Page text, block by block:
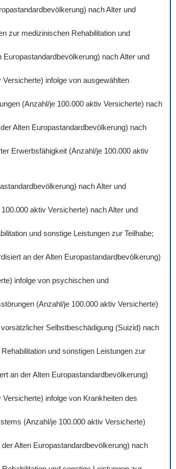
nach Alter und
zur medizinischen Rehabilitation und
nach Alter und
infolge von ausgewählten
(Anzahl/je 100.000 aktiv Versicherte) nach
Alten Europastandardbevölkerung) nach
Erwerbsfähigkeit (Anzahl/je 100.000 aktiv
nach Alter und
aktiv Versicherte) nach Alter und
und sonstige Leistungen zur Teilhabe;
an der Alten Europastandardbevölkerung)
infolge von psychischen und
(Anzahl/je 100.000 aktiv Versicherte)
Selbstbeschädigung (Suizid) nach
und sonstigen Leistungen zur
an der Alten Europastandardbevölkerung)
infolge von Krankheiten des
(Anzahl/je 100.000 aktiv Versicherte)
Alten Europastandardbevölkerung) nach